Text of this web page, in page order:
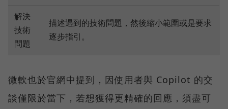
解決
技術
問題
描述遇到的技術問題，然後縮小範圍或是要求
逐步指引。
微軟也於官網中提到，因使用者與 Copilot 的交
談僅限於當下，若想獲得更精確的回應，須盡可